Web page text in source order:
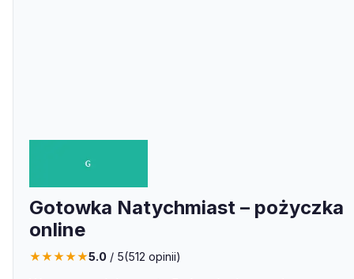
Gotowka Natychmiast – pożyczka
online
★★★★★5.0 / 5(512 opinii)